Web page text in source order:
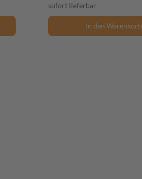
sofort lieferbar
In den Warenkorb